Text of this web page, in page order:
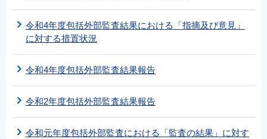
令和4年度包括外部監査結果における「指摘及び意見」
に対する措置状況
令和4年度包括外部監査結果報告
令和2年度包括外部監査結果報告
令和元年度包括外部監査における「監査の結果」に対す